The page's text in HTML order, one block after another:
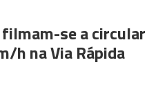
se a circular
h na Via Rápida